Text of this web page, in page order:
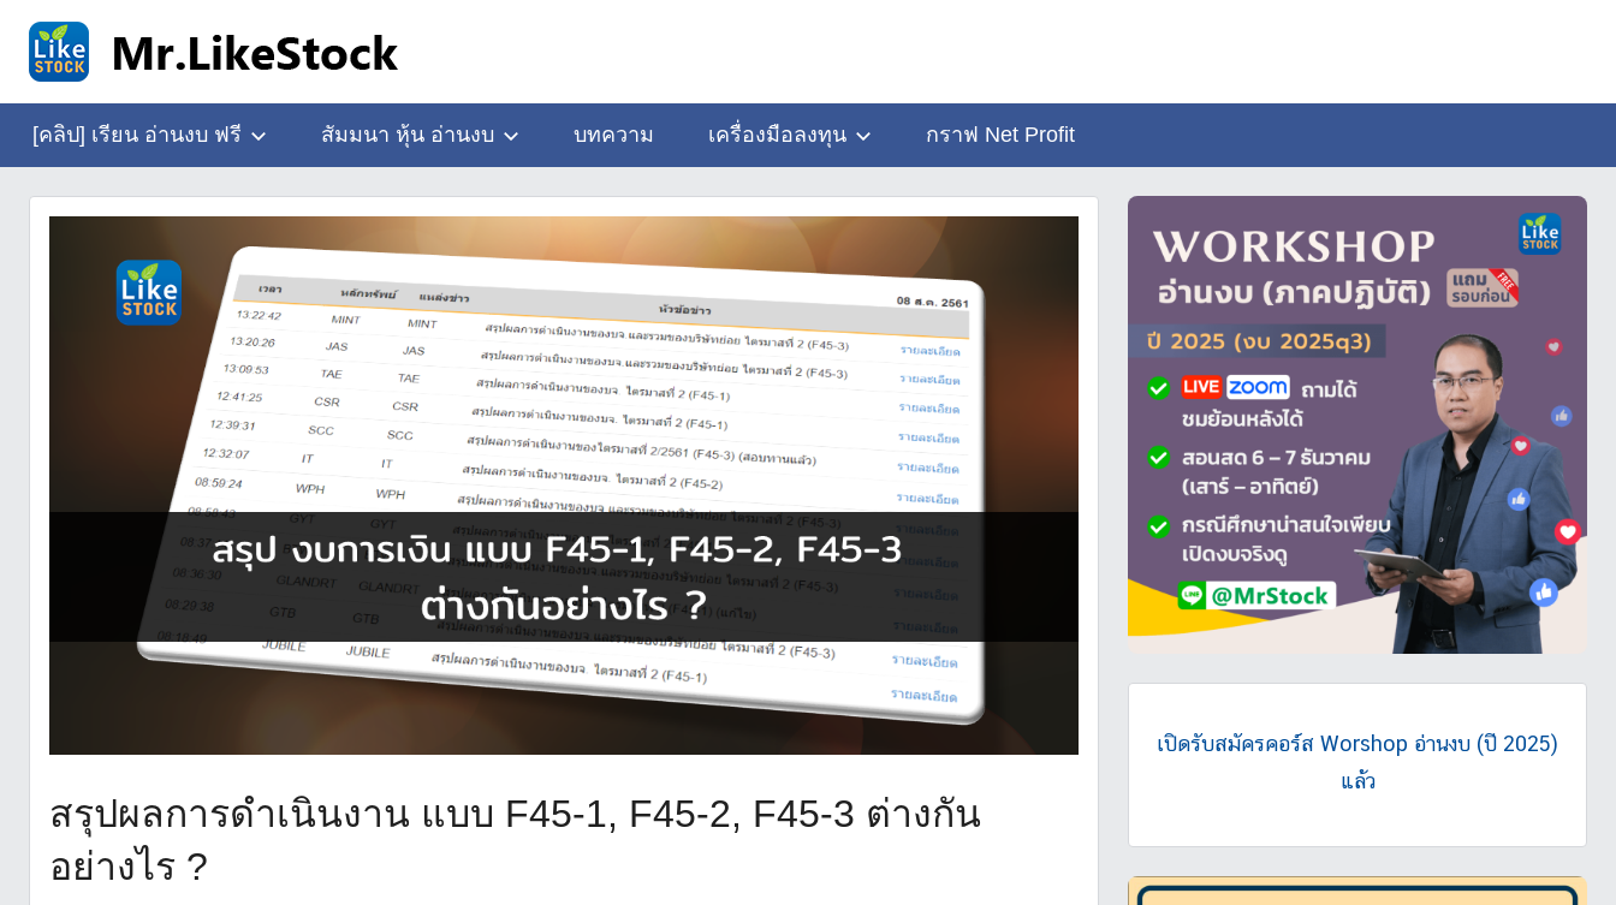
Skip
Mr.LikeStock
งบ
[คลิป] เรียน อ่านงบ ฟรี สัมมนา หุ้น อ่านงบ บทความ เครื่องมือลงทุน กราฟ Net Profit
สรุปผลการดำเนินงาน แบบ F45-1, F45-2, F45-3 ต่างกัน
อย่างไร ?
เปิดรับสมัครคอร์ส Worshop อ่านงบ (ปี 2025)
แล้ว